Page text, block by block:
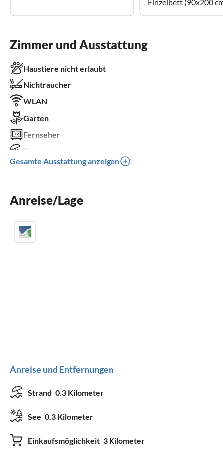
Einzelbett (90x200
Zimmer und Ausstattung
Haustiere nicht erlaubt
Nichtraucher
WLAN
Garten
Fernseher
Spülmaschine
Kinderbett
Gesamte Ausstattung anzeigen
Anreise/Lage
Anreise und Entfernungen
Strand 0.3 Kilometer
See 0.3 Kilometer
Einkaufsmöglichkeit 3 Kilometer